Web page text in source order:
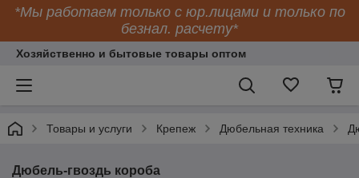
*Мы работаем только с юр.лицами и только по
безнал. расчету*
Хозяйственно и бытовые товары оптом
Товары и услуги Крепеж Дюбельная техника
Дюбель-гвоздь короба